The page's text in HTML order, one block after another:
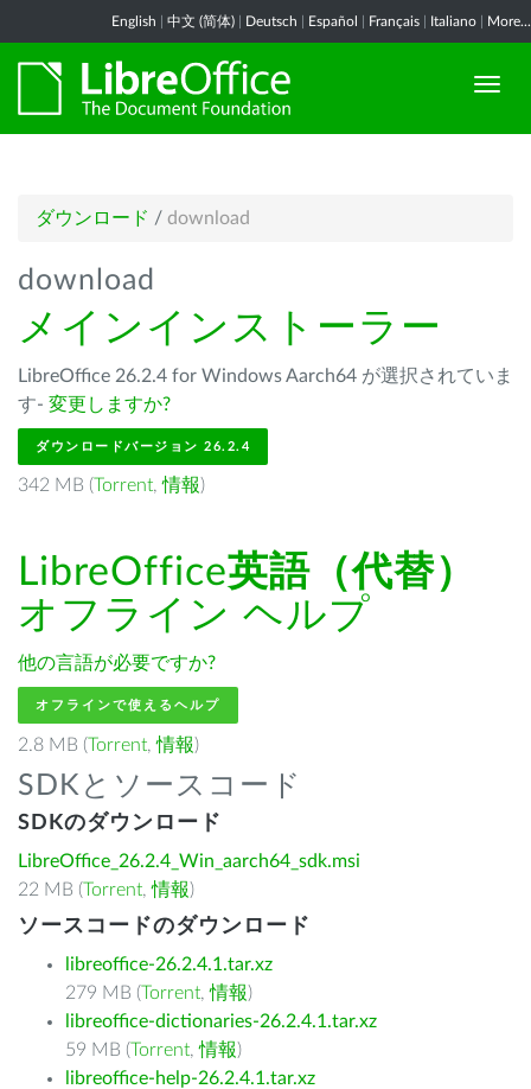
English 中文 (简体) Deutsch Español Français Italiano More...
ダウンロード / download
download
メインインストーラー
LibreOffice 26.2.4 for Windows Aarch64 が選択されていま
す- 変更しますか?
ダウンロードバージョン 26.2.4
342 MB (Torrent,情報)
LibreOffice英語（代替）
オフライン ヘルプ
他の言語が必要ですか?
オフラインで使えるヘルプ
2.8 MB (Torrent,情報)
SDKとソースコード
SDKのダウンロード
LibreOffice_26.2.4_Win_aarch64_sdk.msi
22 MB (Torrent,情報)
ソースコードのダウンロード
libreoffice-26.2.4.1.tar.xz
279 MB (Torrent,情報)
libreoffice-dictionaries-26.2.4.1.tar.xz
59 MB (Torrent,情報)
libreoffice-help-26.2.4.1.tar.xz